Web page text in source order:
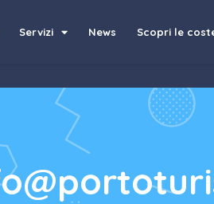
Servizi News Scopri le